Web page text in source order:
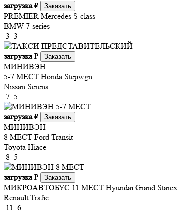
загрузка₽ Заказать
PREMIER Mercedes S-class
BMW 7-series
3 3
загрузка₽ Заказать
МИНИВЭН
5-7 МЕСТ Honda Stepwgn
Nissan Serena
7 5
загрузка₽ Заказать
МИНИВЭН
8 МЕСТ Ford Transit
Toyota Hiace
8 5
загрузка₽ Заказать
МИКРОАВТОБУС 11 МЕСТ Hyundai Grand Starex
Renault Trafic
11 6